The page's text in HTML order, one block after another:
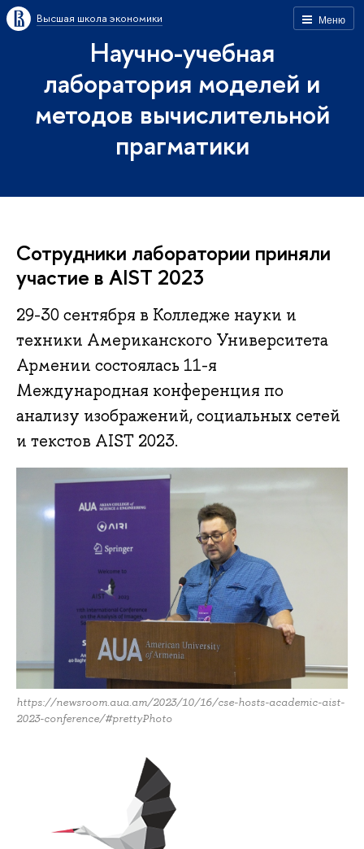
Меню
Высшая школа экономики
Научно-учебная
лаборатория моделей и
методов вычислительной
прагматики
Сотрудники лаборатории приняли
участие в AIST 2023
29-30 сентября в Колледже науки и
техники Американского Университета
Армении состоялась 11-я
Международная конференция по
анализу изображений, социальных сетей
и текстов AIST 2023.
https://newsroom.aua.am/2023/10/16/cse-hosts-academic-aist-
2023-conference/#prettyPhoto